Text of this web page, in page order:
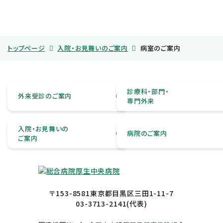
トップページ 入院・お見舞いのご案内 病室のご案内
外来受診のご案内
診療科・部門・
専門外来
入院・お見舞いの
ご案内
病院のご案内
〒153-8581東京都目黒区三田1-11-7
03-3713-2141(代表)